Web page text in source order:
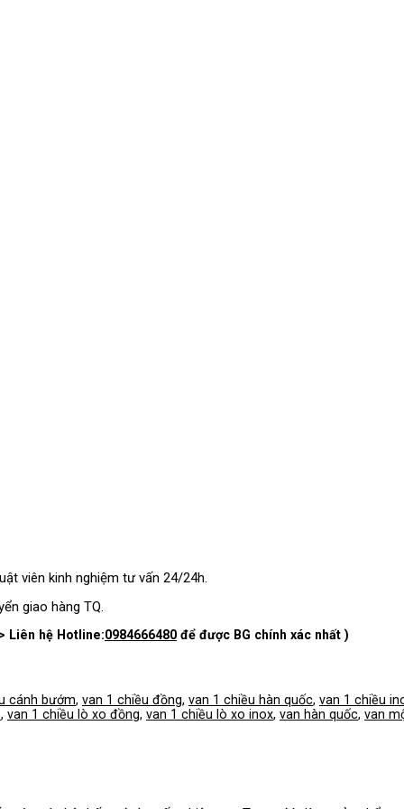
viên kinh nghiệm tư vấn 24/24h.
giao hàng TQ.
Liên hệ Hotline:0984666480 để được BG chính xác nhất )
cánh bướm, van 1 chiều đồng, van 1 chiều hàn quốc, van 1 chiều
, van 1 chiều lò xo đồng, van 1 chiều lò xo inox, van hàn quốc, van